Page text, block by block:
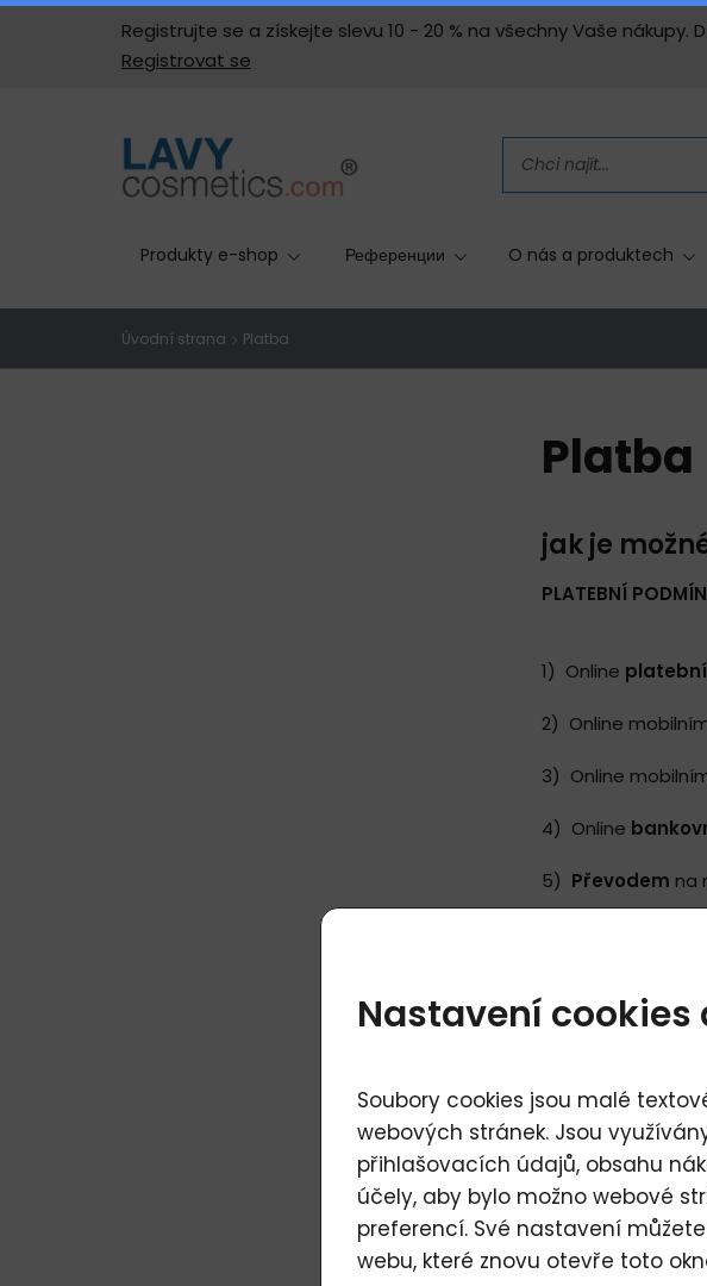
Registrujte se a získejte slevu 10 - 20 % na všechny Vaše nákupy.
Registrovat se
Produkty e-shop Референции O nás a produktech
Úvodní strana Platba
Platba
jak je
PLATEBNÍ
1) Online
2) Online
3) Online
4) Online
5) Převodem na
Můžete využít
B) pokud
Číslo účtu:
IBAN:
BIC/SWIFT:
Nastavení cookies
Soubory cookies jsou malé
webových stránek. Jsou
přihlašovacích údajů, obsahu
účely, aby bylo možno webové
preferencí. Své nastavení
webu, které znovu otevře toto